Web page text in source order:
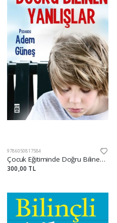
9786050817584
Çocuk Eğitiminde Doğru Bilinen Yanlışlar
300,00 TL